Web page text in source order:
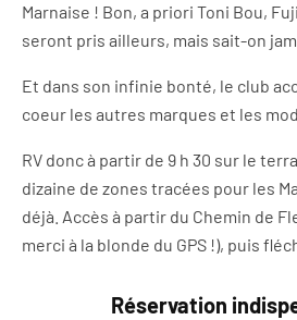
Marnaise ! Bon, a priori Toni Bou,
seront pris ailleurs, mais sait-on
Et dans son infinie bonté, le club
coeur les autres marques et les
RV donc à partir de 9 h 30 sur le
dizaine de zones tracées pour les
déjà. Accès à partir du Chemin de
merci à la blonde du GPS !), puis
Réservation